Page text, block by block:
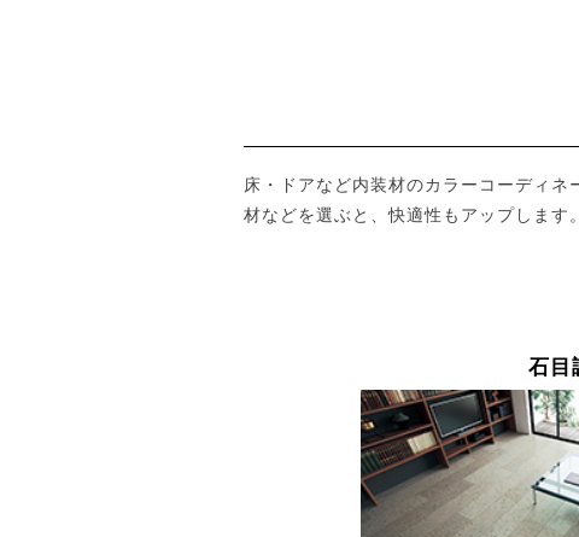
床・ドアなど内装材のカラーコーディ
材などを選ぶと、快適性もアップします。
石目